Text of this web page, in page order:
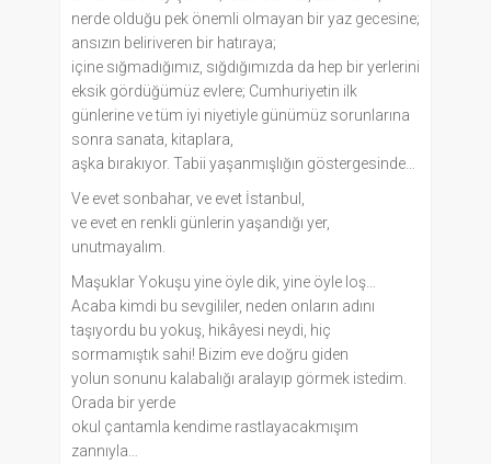
nerde olduğu pek önemli olmayan bir yaz gecesine;
ansızın beliriveren bir hatıraya;
içine sığmadığımız, sığdığımızda da hep bir yerlerini
eksik gördüğümüz evlere; Cumhuriyetin ilk
günlerine ve tüm iyi niyetiyle günümüz sorunlarına
sonra sanata, kitaplara,
aşka bırakıyor. Tabii yaşanmışlığın göstergesinde…
Ve evet sonbahar, ve evet İstanbul,
ve evet en renkli günlerin yaşandığı yer,
unutmayalım.
Maşuklar Yokuşu yine öyle dik, yine öyle loş…
Acaba kimdi bu sevgililer, neden onların adını
taşıyordu bu yokuş, hikâyesi neydi, hiç
sormamıştık sahi! Bizim eve doğru giden
yolun sonunu kalabalığı aralayıp görmek istedim.
Orada bir yerde
okul çantamla kendime rastlayacakmışım
zannıyla…